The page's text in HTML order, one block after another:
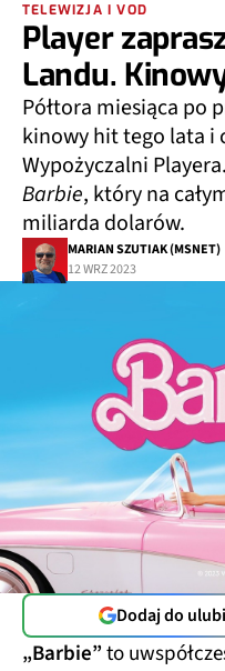
TELEWIZJA I VOD
Player
Landu.
Półtora miesiąca po
kinowy hit tego lata i
Wypożyczalni
Barbie, który na
miliarda dolarów.
MARIAN SZUTIAK (MSNET)
12 WRZ 2023
Dodaj do
„Barbie”to